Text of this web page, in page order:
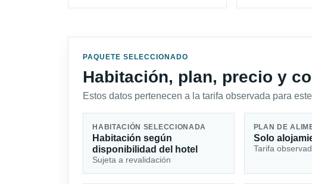
PAQUETE SELECCIONADO
Habitación, plan, precio y
Estos datos pertenecen a la tarifa observada para
HABITACIÓN SELECCIONADA
Habitación según
disponibilidad del hotel
Sujeta a revalidación
PLAN DE
Solo
Tarifa